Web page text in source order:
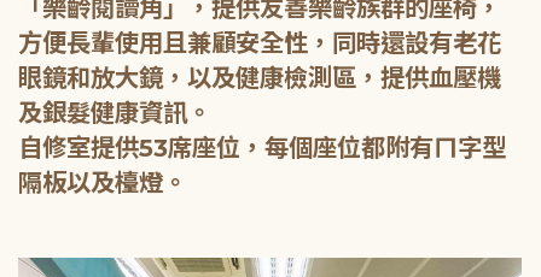
「樂齡閱讀角」，提供友善樂齡族群的座椅，
方便長輩使用且兼顧安全性，同時還設有老花
眼鏡和放大鏡，以及健康檢測區，提供血壓機
及銀髮健康資訊。
自修室提供53席座位，每個座位都附有ㄇ字型